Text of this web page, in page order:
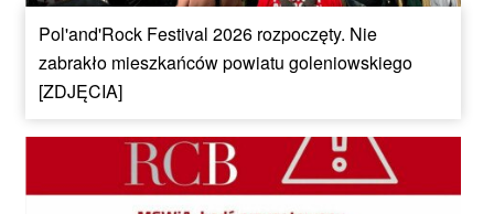
Pol'and'Rock Festival 2026 rozpoczęty. Nie
zabrakło mieszkańców powiatu goleniowskiego
[ZDJĘCIA]